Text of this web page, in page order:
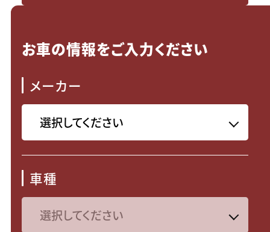
お車の情報をご入力ください
メーカー
車種